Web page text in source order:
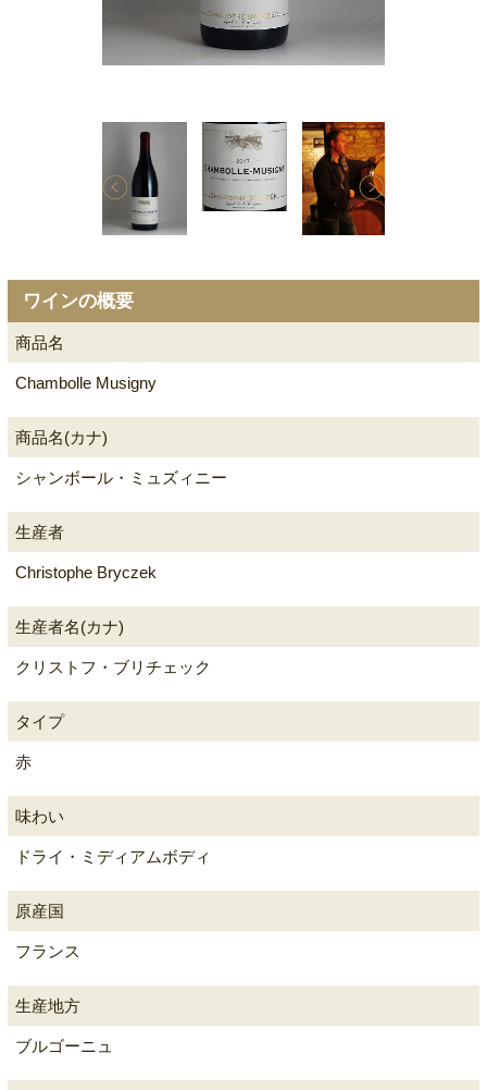
ワインの概要
商品名
Chambolle Musigny
商品名(カナ)
シャンボール・ミュズィニー
生産者
Christophe Bryczek
生産者名(カナ)
クリストフ・ブリチェック
タイプ
赤
味わい
ドライ・ミディアムボディ
原産国
フランス
生産地方
ブルゴーニュ